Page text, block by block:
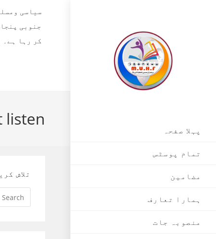
سیاسی
جنوبی
پہلا صفحہ
تمام پوسٹس
مضامین
ہمارا تعارف
منصوبہ جات
listen
تلاش